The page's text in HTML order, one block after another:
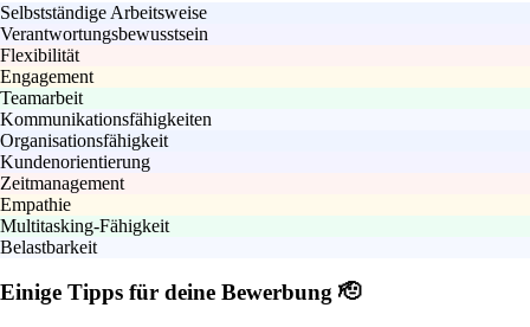
Selbstständige Arbeitsweise
Verantwortungsbewusstsein
Flexibilität
Engagement
Teamarbeit
Kommunikationsfähigkeiten
Organisationsfähigkeit
Kundenorientierung
Zeitmanagement
Empathie
Multitasking-Fähigkeit
Belastbarkeit
Einige Tipps für deine Bewerbung 🫡